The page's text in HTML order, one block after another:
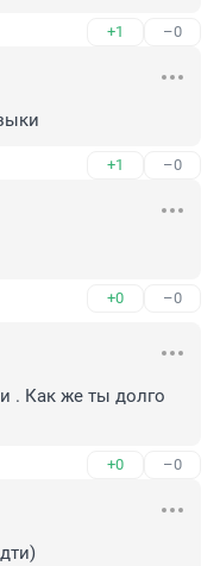
+1 –0
+1 –0
+0 –0
. Как же ты долго
+0 –0